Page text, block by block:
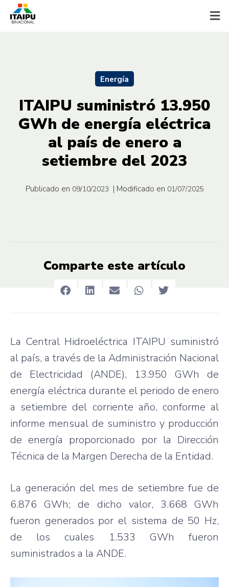
Energía
ITAIPU suministró 13.950
GWh de energía eléctrica
al país de enero a
setiembre del 2023
Publicado en 09/10/2023 | Modificado en 01/07/2025
Comparte este artículo
La Central Hidroeléctrica ITAIPU suministró
al país, a través de la Administración Nacional
de Electricidad (ANDE), 13.950 GWh de
energía eléctrica durante el periodo de enero
a setiembre del corriente año, conforme al
informe mensual de suministro y producción
de energía proporcionado por la Dirección
Técnica de la Margen Derecha de la Entidad.
La generación del mes de setiembre fue de
6.876 GWh; de dicho valor, 3.668 GWh
fueron generados por el sistema de 50 Hz,
de los cuales 1.533 GWh fueron
suministrados a la ANDE.